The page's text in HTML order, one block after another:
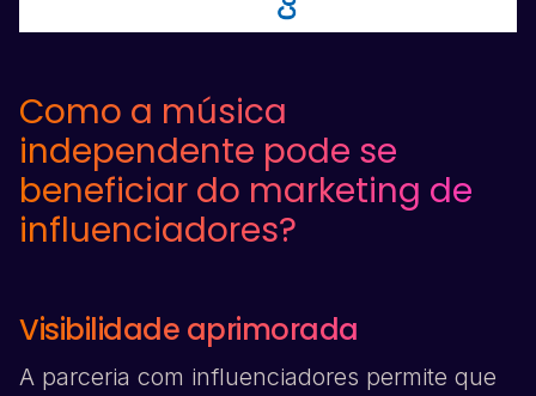
Como a música
independente pode se
beneficiar do marketing de
influenciadores?
Visibilidade aprimorada
A parceria com influenciadores permite que